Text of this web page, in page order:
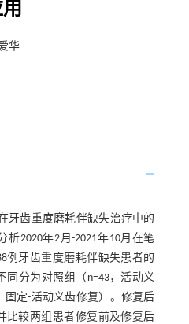
华
牙齿重度磨耗伴缺失治疗中的
2020年2月-2021年10月在笔
例牙齿重度磨耗伴缺失患者的
同分为对照组（n=43，活动义
固定-活动义齿修复）。修复后
比较两组患者修复前及修复后